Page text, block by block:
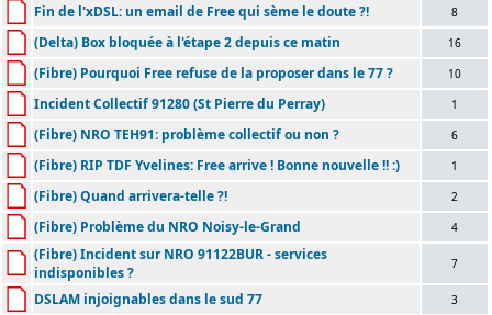
Fin de l'xDSL: un email de Free qui sème le doute ?! 8
(Delta) Box bloquée à l'étape 2 depuis ce matin 16
(Fibre) Pourquoi Free refuse de la proposer dans le 77 ? 10
Incident Collectif 91280 (St Pierre du Perray) 1
(Fibre) NRO TEH91: problème collectif ou non ? 6
(Fibre) RIP TDF Yvelines: Free arrive ! Bonne nouvelle !! :) 1
(Fibre) Quand arrivera-telle ?! 2
(Fibre) Problème du NRO Noisy-le-Grand 4
(Fibre) Incident sur NRO 91122BUR - services
indisponibles ?
7
DSLAM injoignables dans le sud 77 3